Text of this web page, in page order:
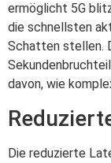
ermöglicht 5G
die schnellsten
Schatten stellen.
davon, wie
Die reduzierte